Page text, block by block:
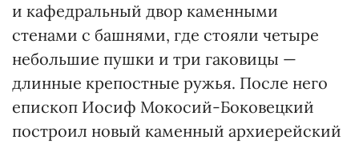
и кафедральный двор каменными
стенами с башнями, где стояли четыре
небольшие пушки и три гаковицы —
длинные крепостные ружья. После него
епископ Иосиф Мокосий-Боковецкий
построил новый каменный архиерейский